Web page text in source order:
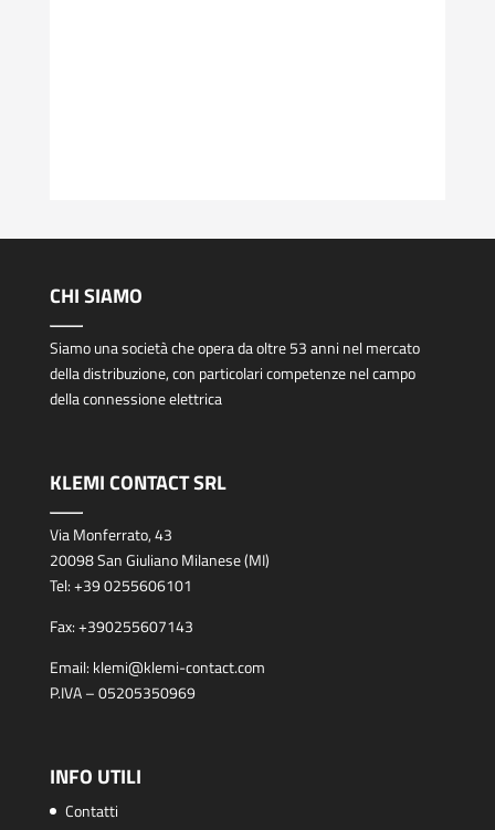
CHI SIAMO
Siamo una società che opera da oltre 53 anni nel mercato
della distribuzione, con particolari competenze nel campo
della connessione elettrica
KLEMI CONTACT SRL
Via Monferrato, 43
20098 San Giuliano Milanese (MI)
Tel:+39 0255606101
Fax:+390255607143
Email: klemi@klemi-contact.com
P.IVA – 05205350969
INFO UTILI
Contatti